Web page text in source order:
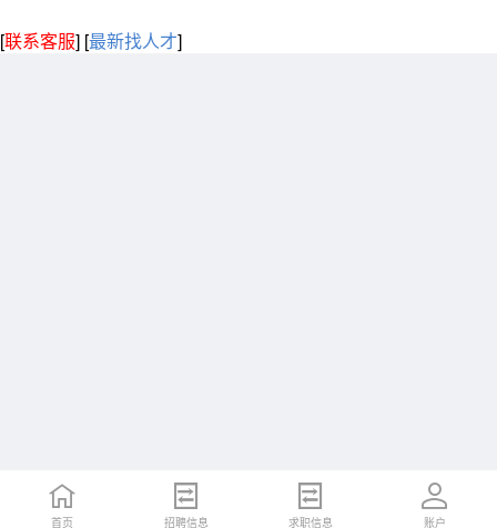
[联系客服] [最新找人才]
首页 招聘信息 求职信息 账户